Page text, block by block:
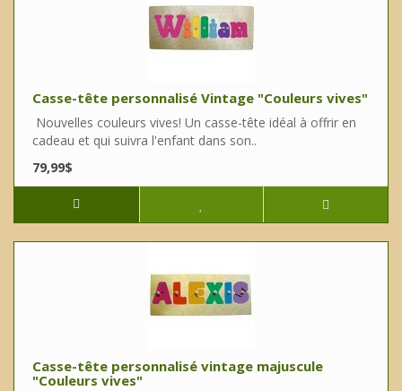
Casse-tête personnalisé Vintage "Couleurs vives"
Nouvelles couleurs vives! Un casse-tête idéal à offrir en
cadeau et qui suivra l'enfant dans son..
79,99$
Casse-tête personnalisé vintage majuscule
"Couleurs vives"